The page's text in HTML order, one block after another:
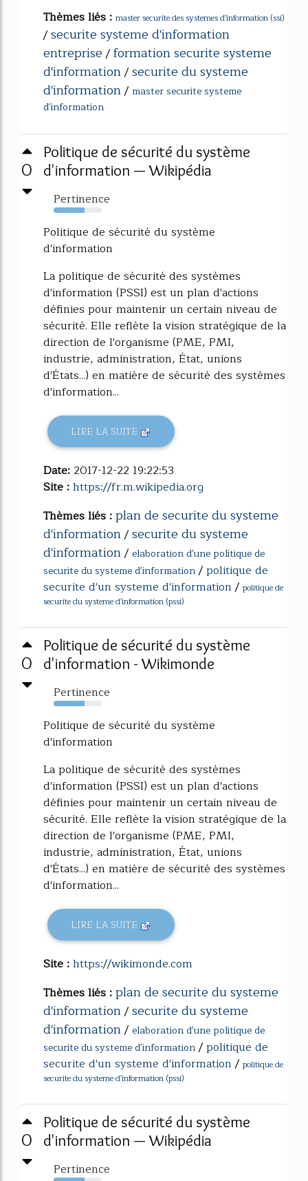
Thèmes liés : master securite des systemes d'information (ssi)
/securite systeme d'information
entreprise/formation securite systeme
d'information/securite du systeme
d'information/ master securite systeme
d'information
0
Politique de sécurité du système
d'information — Wikipédia
Pertinence
64%
Politique de sécurité du système
d'information
La politique de sécurité des systèmes
d'information (PSSI) est un plan d'actions
définies pour maintenir un certain niveau de
sécurité. Elle reflète la vision stratégique de la
direction de l'organisme (PME, PMI,
industrie, administration, État, unions
d'États...) en matière de sécurité des systèmes
d'information...
LIRE LA SUITE
Date: 2017-12-22 19:22:53
Site :https://fr.m.wikipedia.org
Thèmes liés :plan de securite du systeme
d'information/securite du systeme
d'information/ elaboration d'une politique de
securite du systeme d'information/politique de
securite d'un systeme d'information/ politique de
securite du systeme d'information (pssi)
0
Politique de sécurité du système
d'information - Wikimonde
Pertinence
64%
Politique de sécurité du système
d'information
La politique de sécurité des systèmes
d'information (PSSI) est un plan d'actions
définies pour maintenir un certain niveau de
sécurité. Elle reflète la vision stratégique de la
direction de l'organisme (PME, PMI,
industrie, administration, État, unions
d'États...) en matière de sécurité des systèmes
d'information...
LIRE LA SUITE
Site :https://wikimonde.com
Thèmes liés :plan de securite du systeme
d'information/securite du systeme
d'information/ elaboration d'une politique de
securite du systeme d'information/politique de
securite d'un systeme d'information/ politique de
securite du systeme d'information (pssi)
0
Politique de sécurité du système
d'information — Wikipédia
Pertinence